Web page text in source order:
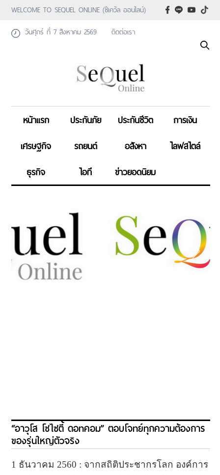
WELCOME TO SEQUEL ONLINE (ซีเคว้ล ออนไลน์)
วันศุกร์ ที่ 7 สิงหาคม 2569
ติดต่อเรา
หน้าแรก ประกันภัย ประกันชีวิต
การเงิน
เศรษฐกิจ
รถยนต์ อสังหา
ไลฟสไตล์
ธุรกิจ
ไอที ข่าวยอดนิยม
“อาวุโส โซไซตี้ ดอทคอม” ตอบโจทย์ทุกความต้องการ
ของรุ่นใหญ่ตัวจริง
1 ธันวาคม 2560 : จากสถิติประชากรโลก องค์การ